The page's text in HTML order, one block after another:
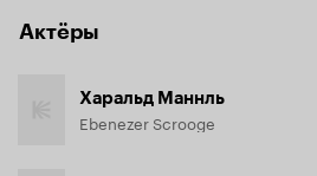
Актёры
Харальд Маннль
Ebenezer Scrooge